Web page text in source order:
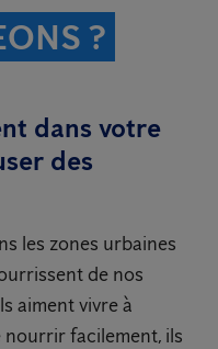
?
dans votre
des
les zones urbaines
de nos
aiment vivre à
facilement, ils